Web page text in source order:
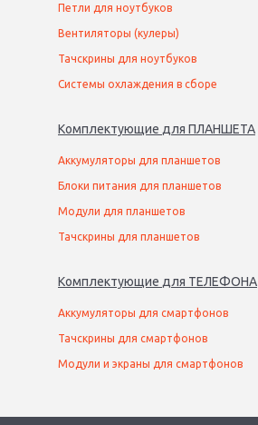
Петли для ноутбуков
Вентиляторы (кулеры)
Тачскрины для ноутбуков
Системы охлаждения в сборе
Комплектующие для ПЛАНШЕТА
Аккумуляторы для планшетов
Блоки питания для планшетов
Модули для планшетов
Тачскрины для планшетов
Комплектующие для ТЕЛЕФОНА
Аккумуляторы для смартфонов
Тачскрины для смартфонов
Модули и экраны для смартфонов